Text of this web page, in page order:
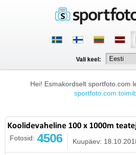
Vali keel:
Hei! Esmakordselt sportfoto.com
sportfoto.com
Koolidevaheline 100 x 1000m
Fotosid: 4506 Kuupäev: